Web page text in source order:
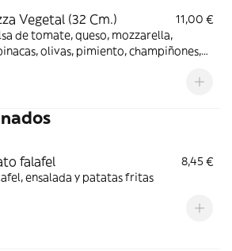
Vegetal (32 Cm.)
11,00 €
de tomate, queso, mozzarella,
olivas, pimiento, champiñones,
falafel
8,45 €
ensalada y patatas fritas